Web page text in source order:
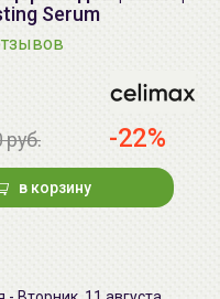
Serum
руб. -22%
в корзину